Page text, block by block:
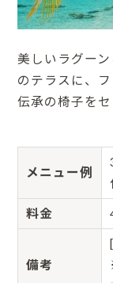
美しいラグー
のテラスに、
伝承の椅子をセ
メニュー例
料金
備考